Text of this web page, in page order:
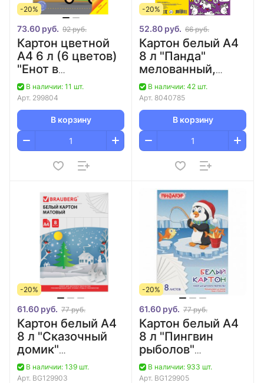
-20%
73.60 руб. 92 руб.
Картон цветной
А4 6 л (6 цветов)
"Енот в
волшебном
мире", узор "Для
мальчиков"
мелованный/70
В наличии: 11 шт.
Арт. 299804
В корзину
-20%
52.80 руб. 66 руб.
Картон белый А4
8 л "Панда"
мелованный,
односторонний/60
В наличии: 42 шт.
Арт. 8040785
В корзину
-20%
61.60 руб. 77 руб.
Картон белый А4
8 л "Сказочный
домик"
немелованный,
односторонний/60
В наличии: 139 шт.
Арт. BG129903
-20%
61.60 руб. 77 руб.
Картон белый А4
8 л "Пингвин
рыболов"
немелованный,
односторнний/60
В наличии: 933 шт.
Арт. BG129905